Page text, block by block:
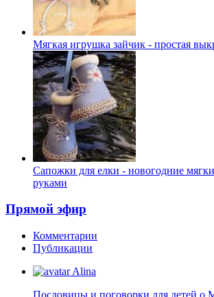
Мягкая игрушка зайчик - простая
Сапожки для елки - новогодние
руками
Прямой эфир
Комментарии
Публикации
Alina